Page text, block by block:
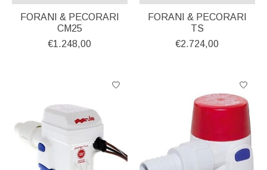
FORANI & PECORARI
CM25
€1.248,00
FORANI & PECORARI
TS
€2.724,00